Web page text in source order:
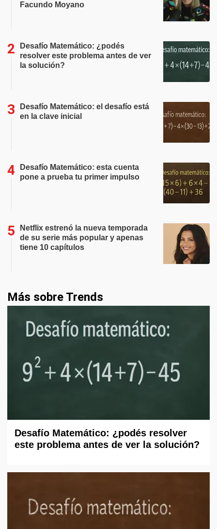
Facundo Moyano
Desafío Matemático: ¿podés
resolver este problema antes de ver
la solución?
Desafío Matemático: el desafío está
en la clave inicial
Desafío Matemático: esta cuenta
pone a prueba tu primer impulso
Netflix estrenó la nueva temporada
de su serie más popular y apenas
tiene 10 capítulos
Más sobre Trends
Desafío Matemático: ¿podés resolver
este problema antes de ver la solución?